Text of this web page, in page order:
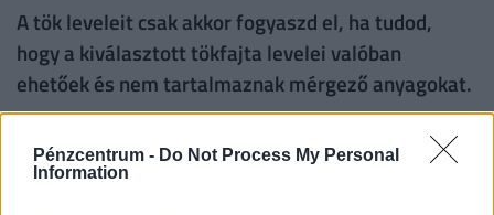
Pénzcentrum - Do Not Process My Personal
Information
A tök leveleit csak akkor fogyaszd el, ha tudod,
hogy a kiválasztott tökfajta levelei valóban
ehetőek és nem tartalmaznak mérgező anyagokat.
A fogyasztás előtt az ehető tök leveleket is
alaposan mossuk meg, és távolítsuk el a kemény